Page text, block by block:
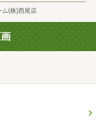
ご検討の20歳以上の
ない場合は1万円分と
新登場！
頂いております♪
360
ム(株)西尾店